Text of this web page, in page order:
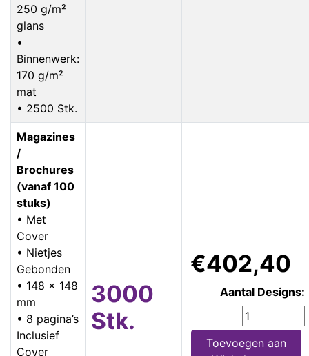
250 g/m²
glans
•
Binnenwerk:
170 g/m²
mat
• 2500 Stk.
Magazines
/
Brochures
(vanaf 100
stuks)
• Met
Cover
• Nietjes
Gebonden
• 148 x 148
mm
• 8 pagina’s
Inclusief
Cover
3000
Stk.
€402,40
Aantal Designs:
Toevoegen aan